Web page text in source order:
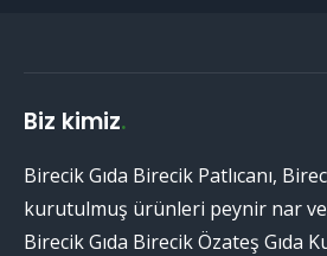
Biz kimiz.
Birecik Gıda Birecik Patlıcanı,
kurutulmuş ürünleri peynir nar
Birecik Gıda Birecik Özateş Gıda